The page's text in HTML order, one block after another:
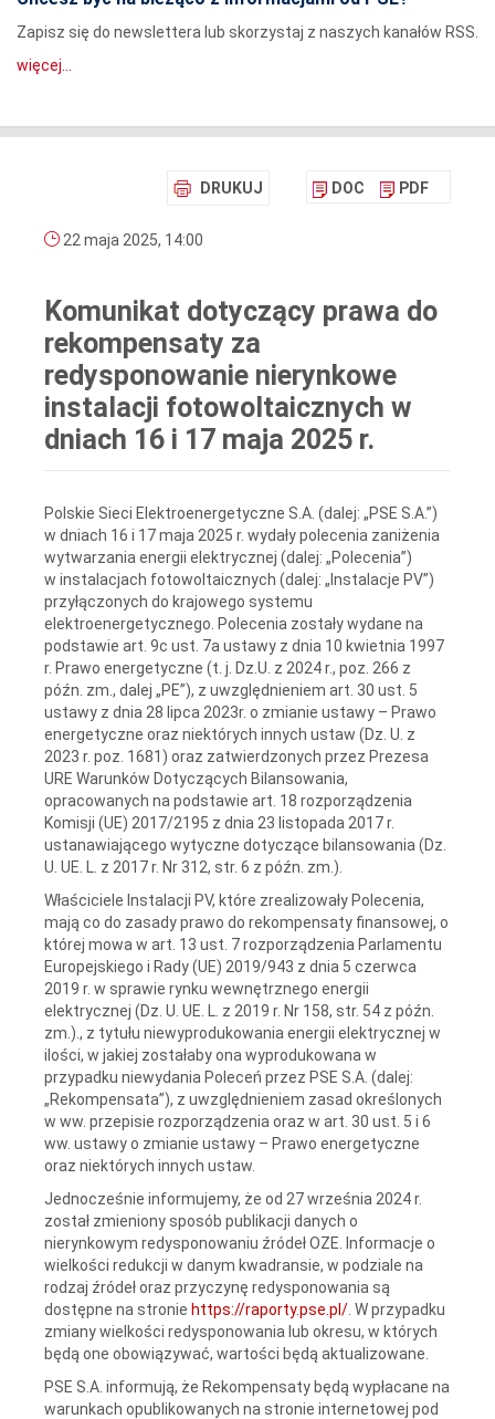
Zapisz się do newslettera lub skorzystaj z naszych kanałów RSS.
więcej...
DRUKUJ DOC PDF
22 maja 2025, 14:00
Komunikat dotyczący prawa do
rekompensaty za
redysponowanie nierynkowe
instalacji fotowoltaicznych w
dniach 16 i 17 maja 2025 r.
Polskie Sieci Elektroenergetyczne S.A. (dalej: „PSE S.A.”)
w dniach 16 i 17 maja 2025 r. wydały polecenia zaniżenia
wytwarzania energii elektrycznej (dalej: „Polecenia”)
w instalacjach fotowoltaicznych (dalej: „Instalacje PV”)
przyłączonych do krajowego systemu
elektroenergetycznego. Polecenia zostały wydane na
podstawie art. 9c ust. 7a ustawy z dnia 10 kwietnia 1997
r. Prawo energetyczne (t. j. Dz.U. z 2024 r., poz. 266 z
późn. zm., dalej „PE”), z uwzględnieniem art. 30 ust. 5
ustawy z dnia 28 lipca 2023r. o zmianie ustawy – Prawo
energetyczne oraz niektórych innych ustaw (Dz. U. z
2023 r. poz. 1681) oraz zatwierdzonych przez Prezesa
URE Warunków Dotyczących Bilansowania,
opracowanych na podstawie art. 18 rozporządzenia
Komisji (UE) 2017/2195 z dnia 23 listopada 2017 r.
ustanawiającego wytyczne dotyczące bilansowania (Dz.
U. UE. L. z 2017 r. Nr 312, str. 6 z późn. zm.).
Właściciele Instalacji PV, które zrealizowały Polecenia,
mają co do zasady prawo do rekompensaty finansowej, o
której mowa w art. 13 ust. 7 rozporządzenia Parlamentu
Europejskiego i Rady (UE) 2019/943 z dnia 5 czerwca
2019 r. w sprawie rynku wewnętrznego energii
elektrycznej (Dz. U. UE. L. z 2019 r. Nr 158, str. 54 z późn.
zm.)., z tytułu niewyprodukowania energii elektrycznej w
ilości, w jakiej zostałaby ona wyprodukowana w
przypadku niewydania Poleceń przez PSE S.A. (dalej:
„Rekompensata”), z uwzględnieniem zasad określonych
w ww. przepisie rozporządzenia oraz w art. 30 ust. 5 i 6
ww. ustawy o zmianie ustawy – Prawo energetyczne
oraz niektórych innych ustaw.
Jednocześnie informujemy, że od 27 września 2024 r.
został zmieniony sposób publikacji danych o
nierynkowym redysponowaniu źródeł OZE. Informacje o
wielkości redukcji w danym kwadransie, w podziale na
rodzaj źródeł oraz przyczynę redysponowania są
dostępne na stronie https://raporty.pse.pl/ . W przypadku
zmiany wielkości redysponowania lub okresu, w których
będą one obowiązywać, wartości będą aktualizowane.
PSE S.A. informują, że Rekompensaty będą wypłacane na
warunkach opublikowanych na stronie internetowej pod